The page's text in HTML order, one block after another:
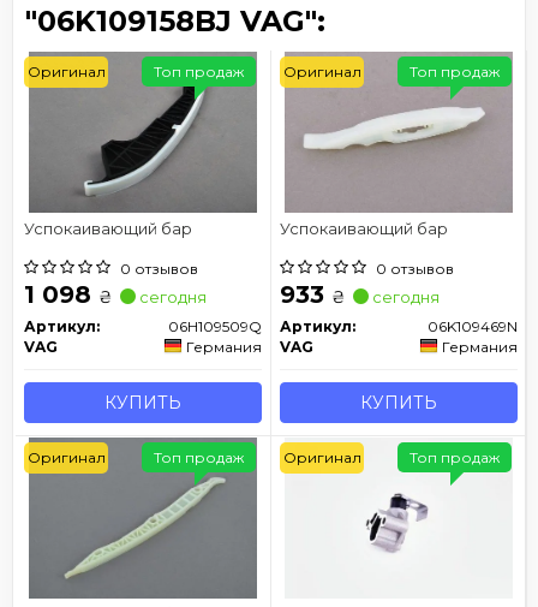
"06K109158BJ VAG":
Успокаивающий бар
0 отзывов
1 098 ₴ сегодня
Артикул:
06H109509Q
VAG
Германия
КУПИТЬ
Топ продаж
Оригинал
Успокаивающий бар
0 отзывов
933 ₴ сегодня
Артикул:
06K109469N
VAG
Германия
КУПИТЬ
Топ продаж
Оригинал
Топ продаж
Оригинал Топ продаж
Оригинал